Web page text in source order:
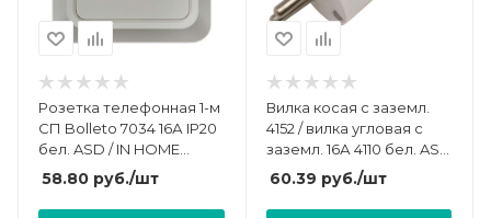
Розетка телефонная 1-м
СП Bolleto 7034 16А IP20
бел. ASD / IN HOME
4690612000398
58.80 руб./шт
Вилка косая с заземл.
4152 / вилка угловая с
заземл. 16А 4110 бел. ASD
/ IN HOME 4690612000558
60.39 руб./шт